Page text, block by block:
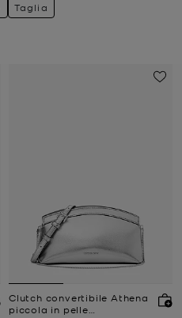
Taglia
Clutch convertibile Athena
piccola in pelle